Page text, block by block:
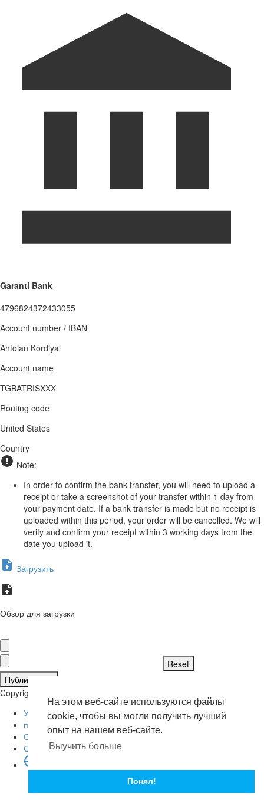
На этом веб-сайте используются файлы
cookie, чтобы вы могли получить лучший
опыт на нашем веб-сайте.
Выучить больше
Понял!
Garanti Bank
4796824372433055
Account number / IBAN
Antoian Kordiyal
Account name
TGBATRISXXX
Routing code
United States
Country
Note:
In order to confirm the bank transfer, you will need to upload a
receipt or take a screenshot of your transfer within 1 day from
your payment date. If a bank transfer is made but no receipt is
uploaded within this period, your order will be cancelled. We will
verify and confirm your receipt within 3 working days from the
date you upload it.
Загрузить
Обзор для загрузки
Публиковать
Copyright © 2026 . Все права защищены.
Условия эксплуатации
политика конфиденциальности
О нас
Свяжитесь с нами